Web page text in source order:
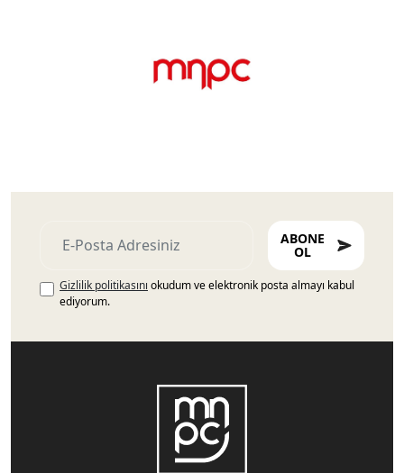
ABONE
OL
Gizlilik politikasını okudum ve elektronik posta almayı kabul
ediyorum.